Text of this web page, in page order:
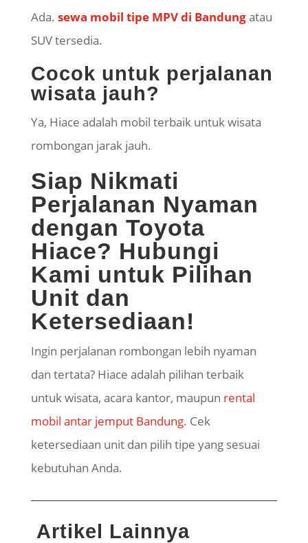
Ada. sewa mobil tipe MPV di Bandungatau
SUV tersedia.
Cocok untuk perjalanan
wisata jauh?
Ya, Hiace adalah mobil terbaik untuk wisata
rombongan jarak jauh.
Siap Nikmati
Perjalanan Nyaman
dengan Toyota
Hiace? Hubungi
Kami untuk Pilihan
Unit dan
Ketersediaan!
Ingin perjalanan rombongan lebih nyaman
dan tertata? Hiace adalah pilihan terbaik
untuk wisata, acara kantor, maupun rental
mobil antar jemput Bandung. Cek
ketersediaan unit dan pilih tipe yang sesuai
kebutuhan Anda.
Artikel Lainnya